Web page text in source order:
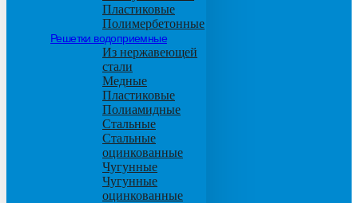
Пластиковые
Полимербетонные
Решетки водоприемные
Из нержавеющей
стали
Медные
Пластиковые
Полиамидные
Стальные
Стальные
оцинкованные
Чугунные
Чугунные
оцинкованные